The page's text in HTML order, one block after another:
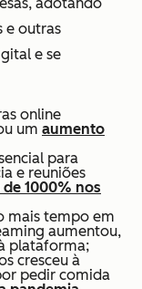
e outras
e se
online
um aumento
para
e reuniões
1000% nos
mais tempo em
aumentou,
plataforma;
cresceu à
pedir comida